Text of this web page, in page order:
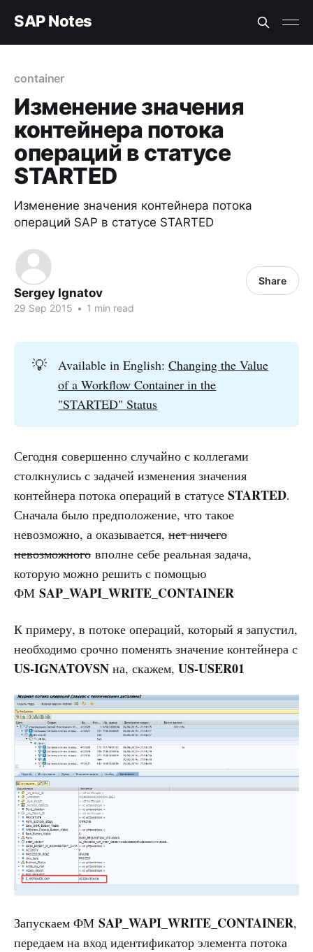
SAP Notes
container
Изменение значения
контейнера потока
операций в статусе
STARTED
Изменение значения контейнера потока
операций SAP в статусе STARTED
Sergey Ignatov
29 Sep 2015 • 1 min read
Share
💡 Available in English:Changing the Value
of a Workflow Container in the
"STARTED" Status
Сегодня совершенно случайно с коллегами
столкнулись с задачей изменения значения
контейнера потока операций в статусе STARTED.
Сначала было предположение, что такое
невозможно, а оказывается, нет ничего
невозможного вполне себе реальная задача,
которую можно решить с помощью
ФМ SAP_WAPI_WRITE_CONTAINER
К примеру, в потоке операций, который я запустил,
необходимо срочно поменять значение контейнера с
US-IGNATOVSN на, скажем, US-USER01
Запускаем ФМ SAP_WAPI_WRITE_CONTAINER,
передаем на вход идентификатор элемента потока